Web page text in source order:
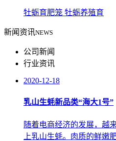
牡蛎育肥笼 牡蛎养殖育
新闻资讯NEWS
公司新闻
行业资讯
2020-12-18
乳山生蚝新品类“海大1号”
随着电商经济的发展，越
上乳山生蚝。肉质的鲜嫩